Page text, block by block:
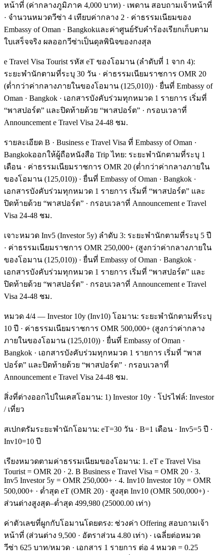
หน้าที่ (ค่ากลางภูมิภาค 4,000 บาท) · เพดาน สอบถามเจ้าหน้าที่
· จำนวนหมวดวีซ่า 4 เทียบค่ากลาง 2 · ค่าธรรมเนียมของ
Embassy of Oman · Bangkokและค่าศูนย์รับคำร้องเรียกเก็บตาม
ใบเสร็จจริง ผลออกวีซ่าเป็นดุลพินิจของกงสุล
e Travel Visa Tourist รหัส eT ของโอมาน (ลำดับที่ 1 จาก 4):
ระยะพำนักตามที่ระบุ 30 วัน · ค่าธรรมเนียมราชการ OMR 20
(ต่ำกว่าค่ากลางภายในของโอมาน (125,010)) · ยื่นที่ Embassy of
Oman · Bangkok · เอกสารบังคับร่วมทุกหมวด 1 รายการ เริ่มที่
“พาสปอร์ต” และปิดท้ายด้วย “พาสปอร์ต” · กรอบเวลาที่
Announcement e Travel Visa 24-48 ชม.
รายละเอียด B · Business e Travel Visa ที่ Embassy of Oman ·
Bangkokออกให้ผู้ถือหนังสือ Trip ไทย: ระยะพำนักตามที่ระบุ 1
เดือน · ค่าธรรมเนียมราชการ OMR 20 (ต่ำกว่าค่ากลางภายใน
ของโอมาน (125,010)) · ยื่นที่ Embassy of Oman · Bangkok ·
เอกสารบังคับร่วมทุกหมวด 1 รายการ เริ่มที่ “พาสปอร์ต” และ
ปิดท้ายด้วย “พาสปอร์ต” · กรอบเวลาที่ Announcement e Travel
Visa 24-48 ชม.
เจาะหมวด Inv5 (Investor 5y) ลำดับ 3: ระยะพำนักตามที่ระบุ 5 ปี
· ค่าธรรมเนียมราชการ OMR 250,000+ (สูงกว่าค่ากลางภายใน
ของโอมาน (125,010)) · ยื่นที่ Embassy of Oman · Bangkok ·
เอกสารบังคับร่วมทุกหมวด 1 รายการ เริ่มที่ “พาสปอร์ต” และ
ปิดท้ายด้วย “พาสปอร์ต” · กรอบเวลาที่ Announcement e Travel
Visa 24-48 ชม.
หมวด 4/4 — Investor 10y (Inv10) โอมาน: ระยะพำนักตามที่ระบุ
10 ปี · ค่าธรรมเนียมราชการ OMR 500,000+ (สูงกว่าค่ากลาง
ภายในของโอมาน (125,010)) · ยื่นที่ Embassy of Oman ·
Bangkok · เอกสารบังคับร่วมทุกหมวด 1 รายการ เริ่มที่ “พาส
ปอร์ต” และปิดท้ายด้วย “พาสปอร์ต” · กรอบเวลาที่
Announcement e Travel Visa 24-48 ชม.
สิ่งที่ต่างออกไปในเคสโอมาน: 1) Investor 10y · โปรไฟล์: Investor
/ เที่ยว
สเปกตรัมระยะพำนักโอมาน: eT=30 วัน · B=1 เดือน · Inv5=5 ปี ·
Inv10=10 ปี
เรียงหมวดตามค่าธรรมเนียมของโอมาน: 1. eT e Travel Visa
Tourist = OMR 20 · 2. B Business e Travel Visa = OMR 20 · 3.
Inv5 Investor 5y = OMR 250,000+ · 4. Inv10 Investor 10y = OMR
500,000+ · ต่ำสุด eT (OMR 20) · สูงสุด Inv10 (OMR 500,000+) ·
ส่วนต่างสูงสุด–ต่ำสุด 499,980 (25000.00 เท่า)
ค่าตัวเลขที่ผูกกับโอมานโดยตรง: ช่วงค่า Offering สอบถามเจ้า
หน้าที่ (ส่วนต่าง 9,500 · อัตราส่วน 4.80 เท่า) · เฉลี่ยต่อหมวด
วีซ่า 625 บาท/หมวด · เอกสาร 1 รายการ ต่อ 4 หมวด = 0.25